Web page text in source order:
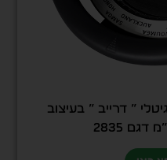
” דרייב ” בעיצוב